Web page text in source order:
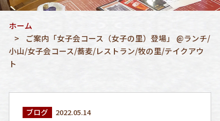
ホーム
ご案内「女子会コース（女子の里）登場」 @ランチ/
小山/女子会コース/蕎麦/レストラン/牧の里/テイクアウ
ト
ブログ 2022.05.14